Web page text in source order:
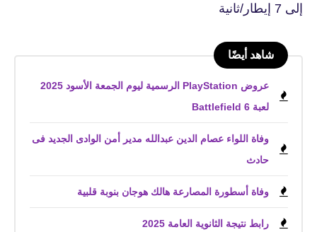
إلى 7 إيطار/ثانية
شاهد أيضًا
عروض PlayStation الرسمية ليوم الجمعة الأسود 2025
لعبة Battlefield 6
وفاة اللواء عصام الدين عبدالله مدير أمن الوادى الجديد فى
حادث
وفاة أسطورة المصارعة هالك هوجان بنوبة قلبية
رابط نتيجة الثانوية العامة 2025